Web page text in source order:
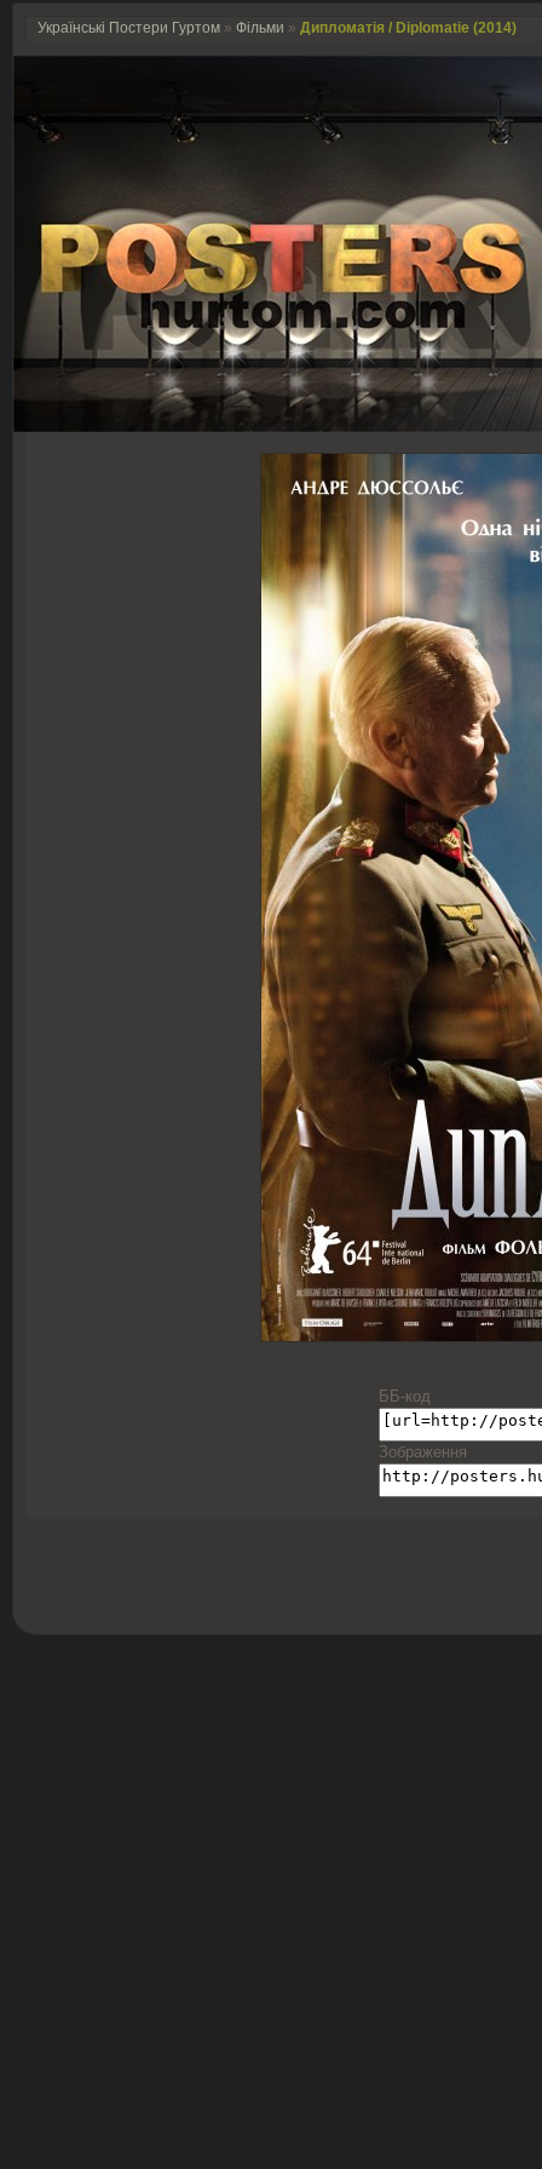
Українські Постери Гуртом » Фільми » Дипломатія / Diplomatie (2014)
ББ-код
Зображення